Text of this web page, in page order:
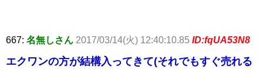
667: 名無しさん 2017/03/14(火) 12:40:10.85 ID:fqUA53N8
エクワンの方が結構入ってきて(それでもすぐ売れる